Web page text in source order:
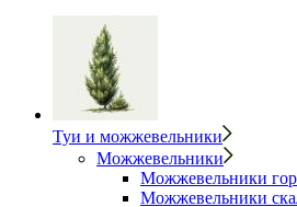
Туи и можжевельники
Можжевельники
Можжевельники
Можжевельники